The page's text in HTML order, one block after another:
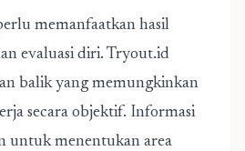
memanfaatkan hasil
evaluasi diri. Tryout.id
balik yang memungkinkan
secara objektif. Informasi
untuk menentukan area